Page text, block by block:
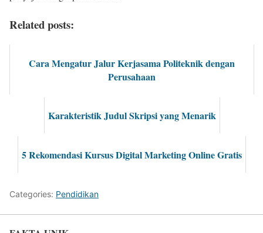
Related posts:
Cara Mengatur Jalur Kerjasama Politeknik dengan
Perusahaan
Karakteristik Judul Skripsi yang Menarik
5 Rekomendasi Kursus Digital Marketing Online Gratis
Categories: Pendidikan